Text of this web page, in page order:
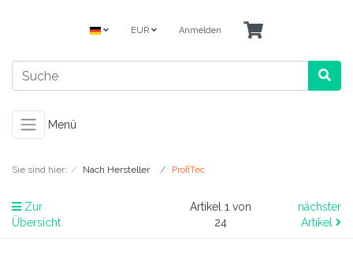
EUR Anmelden
Menü
Sie sind hier: Nach Hersteller ProfiTec
Zur
Übersicht
Artikel 1 von
24
nächster
Artikel